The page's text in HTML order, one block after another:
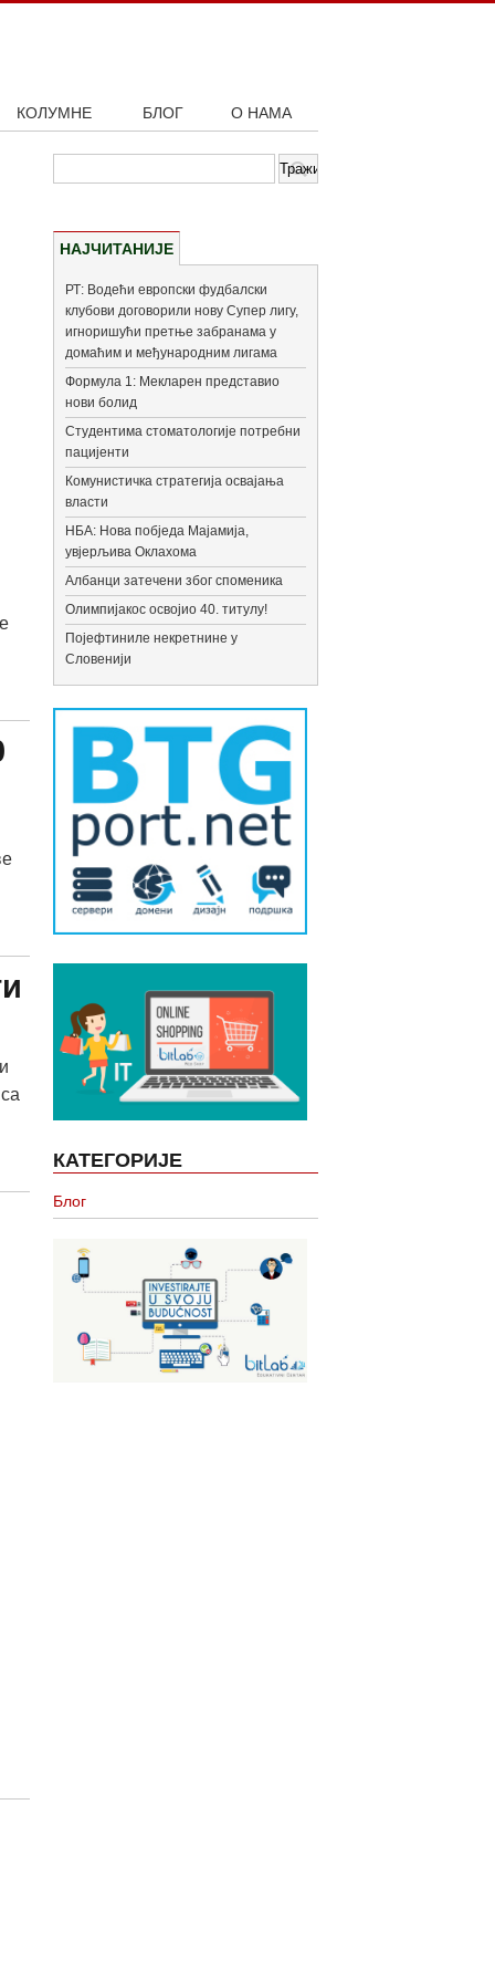
КОЛУМНЕ БЛОГ О НАМА
НАЈЧИТАНИЈЕ
РТ: Водећи европски фудбалски
клубови договорили нову Супер лигу,
игноришући претње забранама у
домаћим и међународним лигама
Формула 1: Мекларен представио
нови болид
Студентима стоматологије потребни
пацијенти
Комунистичка стратегија освајања
власти
НБА: Нова побједа Мајамија,
увјерљива Оклахома
Албанци затечени због споменика
Олимпијакос освојио 40. титулу!
Појефтиниле некретнине у
Словенији
КАТЕГОРИЈЕ
Блог